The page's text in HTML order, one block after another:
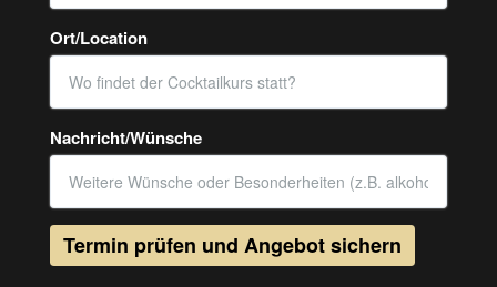
Ort/Location
Nachricht/Wünsche
Termin prüfen und Angebot sichern